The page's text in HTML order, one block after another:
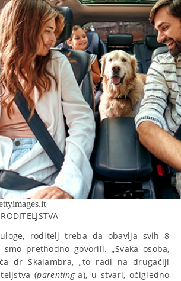
roditelj treba da obavlja svih 8
prethodno govorili. „Svaka osoba,
dr Skalambra, „to radi na drugačiji
(parenting-a), u stvari, očigledno